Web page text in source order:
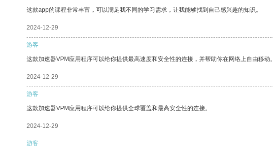
这款app的课程非常丰富，可以满足我不同的学习需求，让我能够找到自己感兴趣的知识。
2024-12-29
游客
这款加速器VPM应用程序可以给你提供最高速度和安全性的连接，并帮助你在网络上自由移动。
2024-12-29
游客
这款加速器VPM应用程序可以给你提供全球覆盖和最高安全性的连接。
2024-12-29
游客